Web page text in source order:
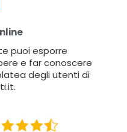
puoi esporre
e far conoscere
degli utenti di